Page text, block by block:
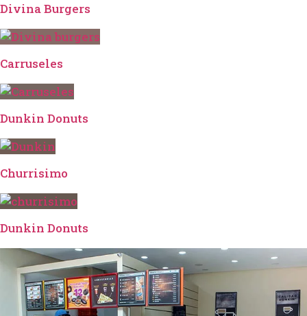
Divina Burgers
Carruseles
Dunkin Donuts
Churrisimo
Dunkin Donuts